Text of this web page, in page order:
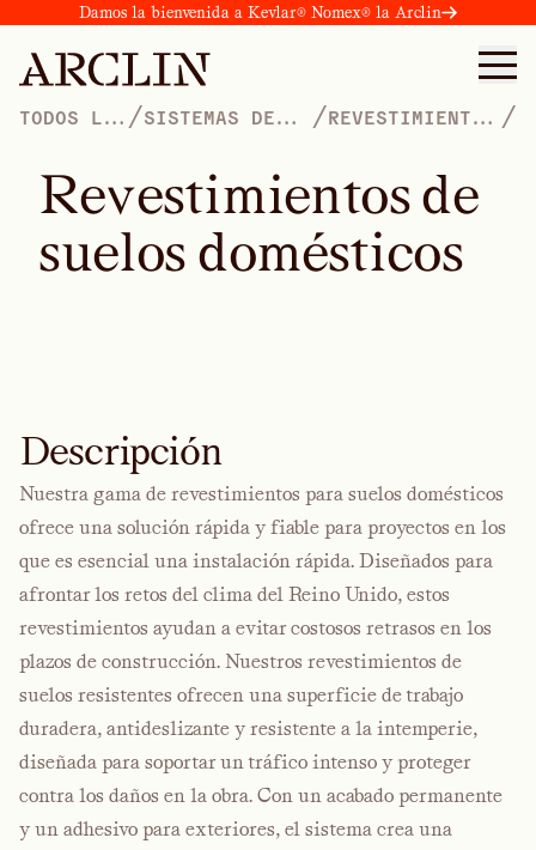
Damos la bienvenida a Kevlar® Nomex® la Arclin
TODOS LOS /SISTEMAS DE
/REVESTIMIENTOS /
Revestimientosde
suelos domésticos
Descripción
Nuestra gama de revestimientos para suelos domésticos
ofrece una solución rápida y fiable para proyectos en los
que es esencial una instalación rápida. Diseñados para
afrontar los retos del clima del Reino Unido, estos
revestimientos ayudan a evitar costosos retrasos en los
plazos de construcción. Nuestros revestimientos de
suelos resistentes ofrecen una superficie de trabajo
duradera, antideslizante y resistente a la intemperie,
diseñada para soportar un tráfico intenso y proteger
contra los daños en la obra. Con un acabado permanente
y un adhesivo para exteriores, el sistema crea una